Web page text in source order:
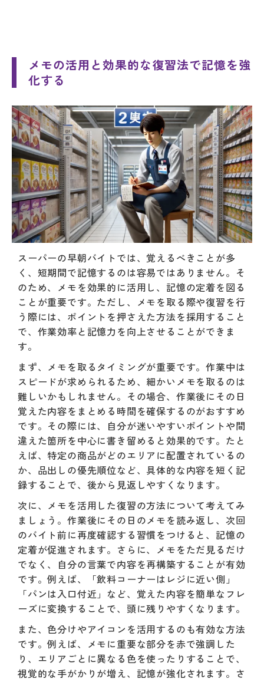
メモの活用と効果的な復習法で記憶を強
化する
スーパーの早朝バイトでは、覚えるべきことが多
く、短期間で記憶するのは容易ではありません。そ
のため、メモを効果的に活用し、記憶の定着を図る
ことが重要です。ただし、メモを取る際や復習を行
う際には、ポイントを押さえた方法を採用すること
で、作業効率と記憶力を向上させることができま
す。
まず、メモを取るタイミングが重要です。作業中は
スピードが求められるため、細かいメモを取るのは
難しいかもしれません。その場合、作業後にその日
覚えた内容をまとめる時間を確保するのがおすすめ
です。その際には、自分が迷いやすいポイントや間
違えた箇所を中心に書き留めると効果的です。たと
えば、特定の商品がどのエリアに配置されているの
か、品出しの優先順位など、具体的な内容を短く記
録することで、後から見返しやすくなります。
次に、メモを活用した復習の方法について考えてみ
ましょう。作業後にその日のメモを読み返し、次回
のバイト前に再度確認する習慣をつけると、記憶の
定着が促進されます。さらに、メモをただ見るだけ
でなく、自分の言葉で内容を再構築することが有効
です。例えば、「飲料コーナーはレジに近い側」
「パンは入口付近」など、覚えた内容を簡単なフレ
ーズに変換することで、頭に残りやすくなります。
また、色分けやアイコンを活用するのも有効な方法
です。例えば、メモに重要な部分を赤で強調した
り、エリアごとに異なる色を使ったりすることで、
視覚的な手がかりが増え、記憶が強化されます。さ